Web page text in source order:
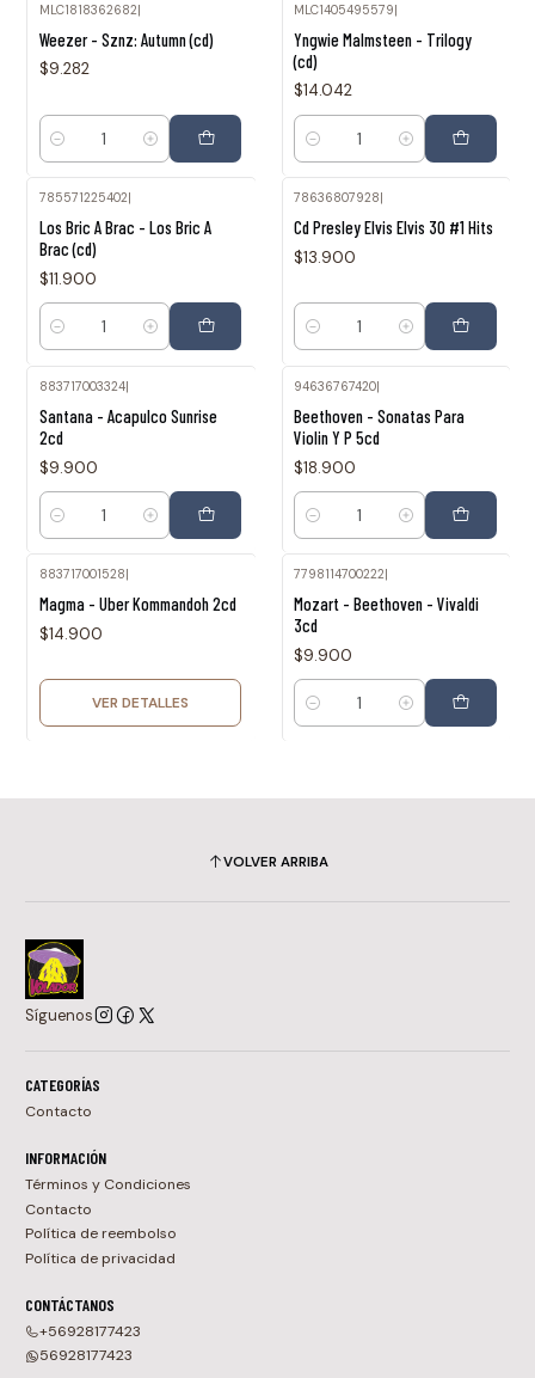
MLC1818362682|
Weezer - Sznz: Autumn (cd)
$9.282
Cantidad
MLC1405495579|
Yngwie Malmsteen - Trilogy
(cd)
$14.042
Cantidad
785571225402|
Los Bric A Brac - Los Bric A
Brac (cd)
$11.900
Cantidad
78636807928
Cd Presley Elvis Elvis 30 #1 Hits
$13.900
Cantidad
883717003324|
Santana - Acapulco Sunrise
2cd
$9.900
Cantidad
94636767420|
Beethoven - Sonatas Para
Violin Y P 5cd
$18.900
Cantidad
883717001528
Magma - Uber Kommandoh 2cd
$14.900
VER DETALLES
7798114700222
Mozart - Beethoven - Vivaldi
3cd
$9.900
Cantidad
VOLVER ARRIBA
Síguenos
CATEGORÍAS
Contacto
INFORMACIÓN
Términos y Condiciones
Contacto
Política de reembolso
Política de privacidad
CONTÁCTANOS
+56928177423
56928177423